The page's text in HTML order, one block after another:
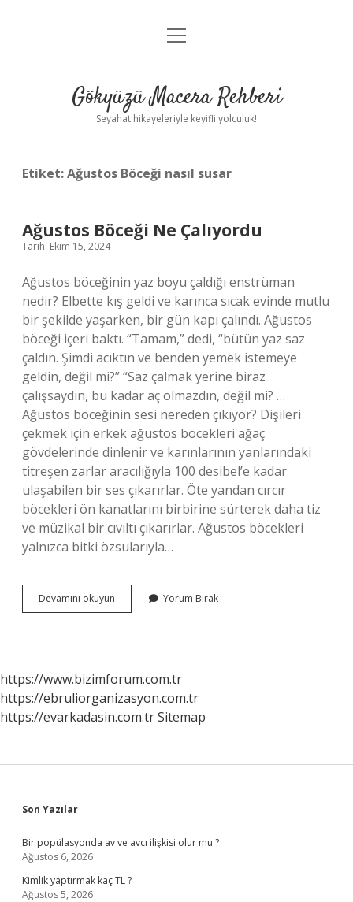
Anasayfa
Yasal Uyarı
menüyü
Gökyüzü Macera Rehberi
Seyahat hikayeleriyle keyifli yolculuk!
Etiket:Ağustos Böceği nasıl susar
Ağustos Böceği Ne Çalıyordu
Tarih: Ekim 15, 2024
Ağustos böceğinin yaz boyu çaldığı enstrüman
nedir? Elbette kış geldi ve karınca sıcak evinde mutlu
bir şekilde yaşarken, bir gün kapı çalındı. Ağustos
böceği içeri baktı. “Tamam,” dedi, “bütün yaz saz
çaldın. Şimdi acıktın ve benden yemek istemeye
geldin, değil mi?” “Saz çalmak yerine biraz
çalışsaydın, bu kadar aç olmazdın, değil mi? …
Ağustos böceğinin sesi nereden çıkıyor? Dişileri
çekmek için erkek ağustos böcekleri ağaç
gövdelerinde dinlenir ve karınlarının yanlarındaki
titreşen zarlar aracılığıyla 100 desibel’e kadar
ulaşabilen bir ses çıkarırlar. Öte yandan cırcır
böcekleri ön kanatlarını birbirine sürterek daha tiz
ve müzikal bir cıvıltı çıkarırlar. Ağustos böcekleri
yalnızca bitki özsularıyla…
Devamını okuyun Ağustos
Böceği
Yorum Bırak
https://www.bizimforum.com.tr
https://ebruliorganizasyon.com.tr
https://evarkadasin.com.trSitemap
Sidebar
Son Yazılar
Bir popülasyonda av ve avcı ilişkisi olur mu ?
Ağustos 6, 2026
Kimlik yaptırmak kaç TL ?
Ağustos 5, 2026